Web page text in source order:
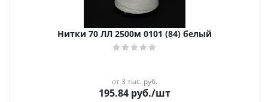
Нитки 70 ЛЛ 2500м 0101 (84) белый
от 3 тыс. руб.
195.84 руб./шт